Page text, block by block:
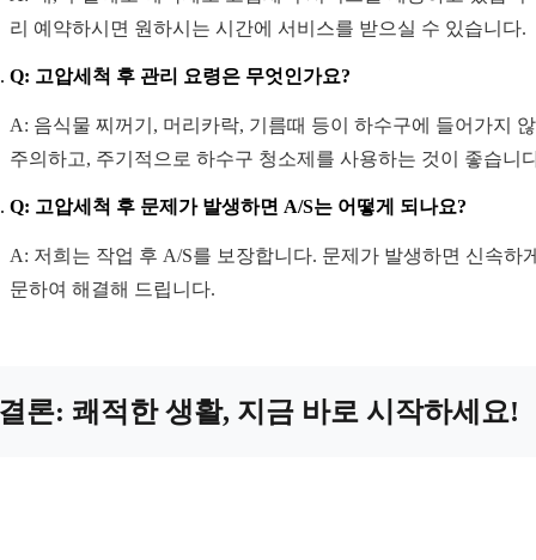
리 예약하시면 원하시는 시간에 서비스를 받으실 수 있습니다.
Q: 고압세척 후 관리 요령은 무엇인가요?
A: 음식물 찌꺼기, 머리카락, 기름때 등이 하수구에 들어가지
주의하고, 주기적으로 하수구 청소제를 사용하는 것이 좋습니
Q: 고압세척 후 문제가 발생하면 A/S는 어떻게 되나요?
A: 저희는 작업 후 A/S를 보장합니다. 문제가 발생하면 신속하
문하여 해결해 드립니다.
론: 쾌적한 생활, 지금 바로 시작하세요!